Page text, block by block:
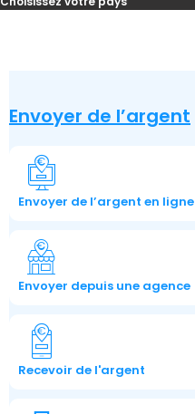
Skip
Envoyer de l’argent
Envoyer de l’argent en ligne
Envoyer depuis une agence
Recevoir de l'argent​